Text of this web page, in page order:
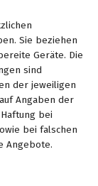
Sie beziehen
Geräte. Die
sind
der jeweiligen
Angaben der
bei
bei falschen
Angebote.